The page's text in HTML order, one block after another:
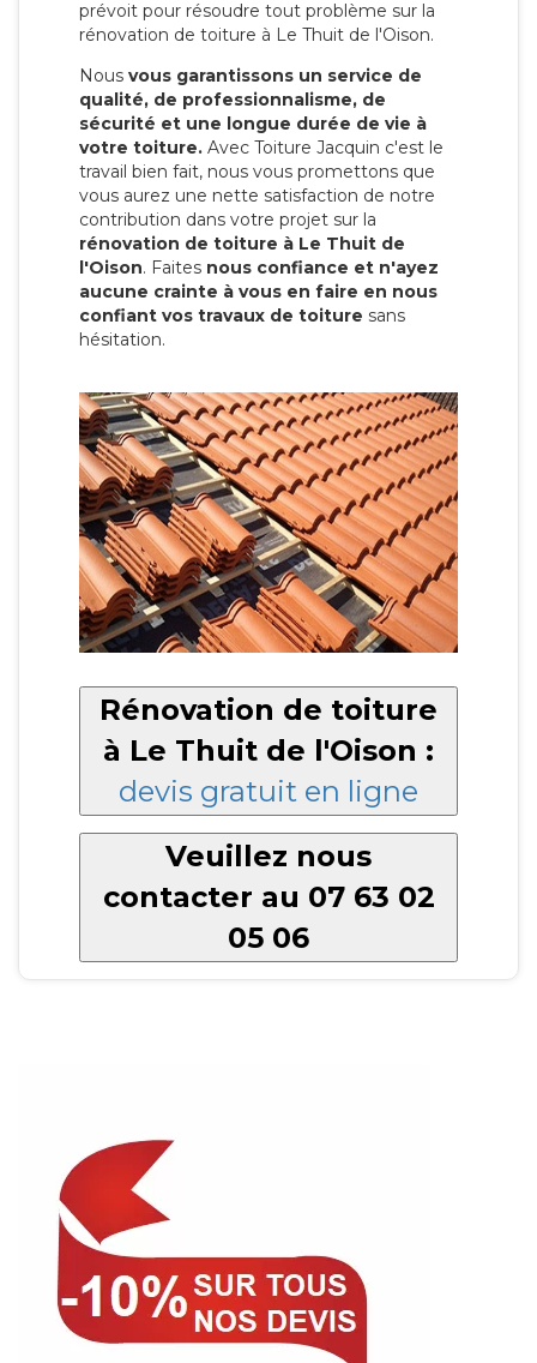
prévoit pour résoudre tout problème sur la
rénovation de toiture à Le Thuit de l'Oison.
Nous vous garantissons un service de
qualité, de professionnalisme, de
sécurité et une longue durée de vie à
votre toiture. Avec Toiture Jacquin c'est le
travail bien fait, nous vous promettons que
vous aurez une nette satisfaction de notre
contribution dans votre projet sur la
rénovation de toiture à Le Thuit de
l'Oison. Faites nous confiance et n'ayez
aucune crainte à vous en faire en nous
confiant vos travaux de toiture sans
hésitation.
Rénovation de toiture
à Le Thuit de l'Oison :
devis gratuit en ligne
Veuillez nous
contacter au 07 63 02
05 06